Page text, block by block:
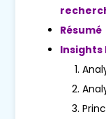
Résumé
Insights